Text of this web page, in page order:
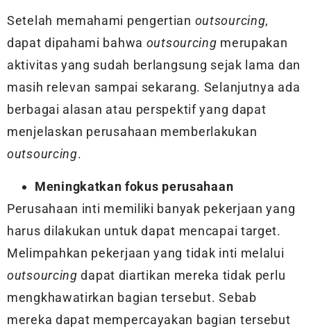
Setelah memahami pengertian outsourcing,
dapat dipahami bahwa outsourcing merupakan
aktivitas yang sudah berlangsung sejak lama dan
masih relevan sampai sekarang. Selanjutnya ada
berbagai alasan atau perspektif yang dapat
menjelaskan perusahaan memberlakukan
outsourcing.
Meningkatkan fokus perusahaan
Perusahaan inti memiliki banyak pekerjaan yang
harus dilakukan untuk dapat mencapai target.
Melimpahkan pekerjaan yang tidak inti melalui
outsourcing dapat diartikan mereka tidak perlu
mengkhawatirkan bagian tersebut. Sebab
mereka dapat mempercayakan bagian tersebut